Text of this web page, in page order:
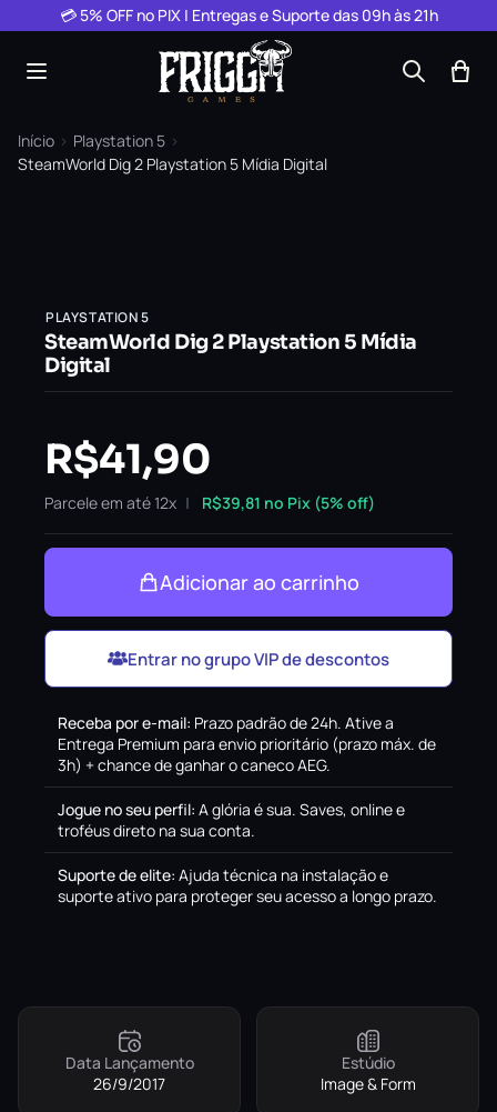
Pular para o conteúdo
💳 5% OFF no PIX | Entregas e Suporte das 09h às 21h
Início › Playstation 5 ›
SteamWorld Dig 2 Playstation 5 Mídia Digital
PLAYSTATION 5
SteamWorld Dig 2 Playstation 5 Mídia
Digital
R$41,90
Parcele em até 12x R$39,81 no Pix (5% off)
Adicionar ao carrinho
Entrar no grupo VIP de descontos
Receba por e-mail: Prazo padrão de 24h. Ative a
Entrega Premium para envio prioritário (prazo máx. de
3h) + chance de ganhar o caneco AEG.
Jogue no seu perfil: A glória é sua. Saves, online e
troféus direto na sua conta.
Suporte de elite: Ajuda técnica na instalação e
suporte ativo para proteger seu acesso a longo prazo.
Data Lançamento
26/9/2017
Estúdio
Image & Form